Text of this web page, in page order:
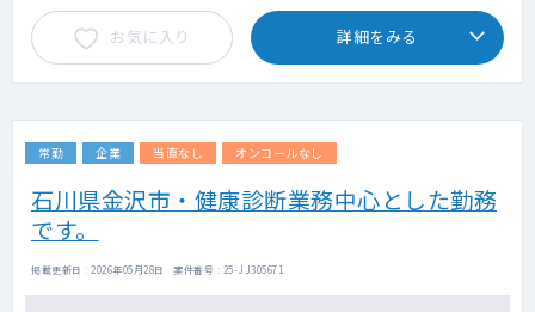
Exchange 活動を行います。また，特定の医
師とのコミュニケーション，アドバイザリー
ボード会議，公表論文等から，自発的かつ継
続的にプロダクトのアンメットメディカルニ
の協働を通じて，長期的な視点でメディカル
求めています。
Plan)/ICP (Integrated Customer Plan)に基
づく科学的な課題をScientific Exchangeを通
お気に入り 詳細をみる
常勤 企業 当直なし オンコールなし
石川県金沢市・健康診断業務中心とした勤務
です。
掲載更新日 : 2026年05月28日 案件番号 : 25-JJ305671